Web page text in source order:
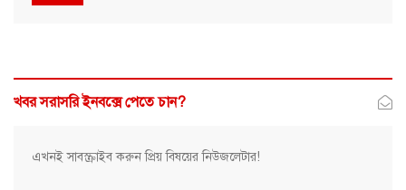
খবর সরাসরি ইনবক্সে পেতে চান?
এখনই সাবস্ক্রাইব করুন প্রিয় বিষয়ের নিউজলেটার!